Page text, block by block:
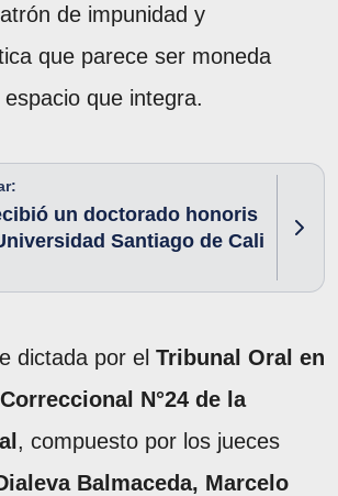
de impunidad y
que parece ser moneda
que integra.
un doctorado honoris
Santiago de Cali
dictada por el Tribunal Oral en
N°24 de la
, compuesto por los jueces
Balmaceda, Marcelo